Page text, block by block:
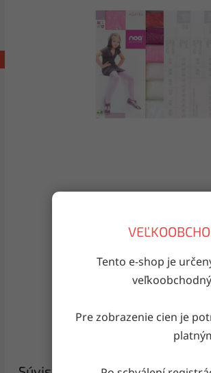
Tento e-shop je
Pre zobrazenie cien je
na akúkoľvek adresu